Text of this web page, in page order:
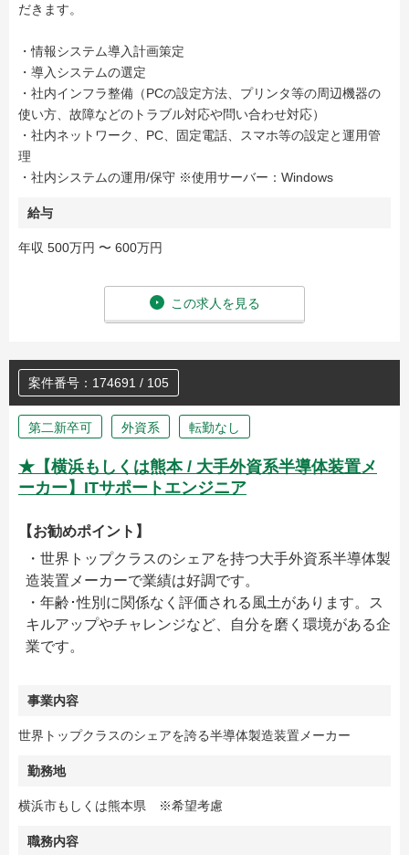
だきます。
・情報システム導入計画策定
・導入システムの選定
・社内インフラ整備（PCの設定方法、プリンタ等の周辺機器の
使い方、故障などのトラブル対応や問い合わせ対応）
・社内ネットワーク、PC、固定電話、スマホ等の設定と運用管
理
・社内システムの運用/保守 ※使用サーバー：Windows
給与
年収 500万円 〜 600万円
この求人を見る
案件番号：174691 / 105
第二新卒可 外資系 転勤なし
★【横浜もしくは熊本 / 大手外資系半導体装置メ
ーカー】ITサポートエンジニア
【お勧めポイント】
・世界トップクラスのシェアを持つ大手外資系半導体製
造装置メーカーで業績は好調です。
・年齢･性別に関係なく評価される風土があります。ス
キルアップやチャレンジなど、自分を磨く環境がある企
業です。
事業内容
世界トップクラスのシェアを誇る半導体製造装置メーカー
勤務地
横浜市もしくは熊本県 ※希望考慮
職務内容